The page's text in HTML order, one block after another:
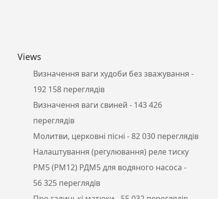
Views
Визначення ваги худоби без зважування -
192 158 переглядів
Визначення ваги свиней - 143 426
переглядів
Молитви, церковні пісні - 82 030 переглядів
Налаштування (регулювання) реле тиску
РМ5 (РМ12) РДМ5 для водяного насоса -
56 325 переглядів